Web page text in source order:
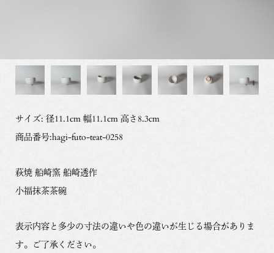
サイズ: 径11.1cm 幅11.1cm 高さ8.3cm
商品番号:hagi-futo-teat-0258
萩焼 船崎窯 船崎透作
小福抹茶茶碗
表示内容と多少の寸法の違いや色の違いが生じる場合がありま
す。ご了承ください。